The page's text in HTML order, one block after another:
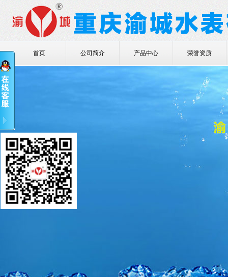
首页 公司简介 产品中心 荣誉资质